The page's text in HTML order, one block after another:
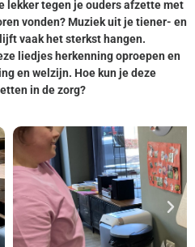
lekker tegen je ouders afzette met
vonden? Muziek uit je tiener- en
vaak het sterkst hangen.
liedjes herkenning oproepen en
en welzijn. Hoe kun je deze
in de zorg?